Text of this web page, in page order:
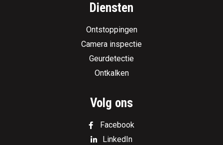
Diensten
Ontstoppingen
Camera inspectie
Geurdetectie
Ontkalken
Volg ons
Facebook
LinkedIn